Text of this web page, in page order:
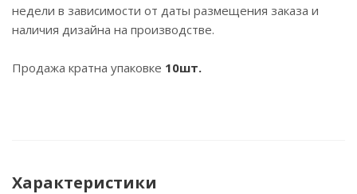
недели в зависимости от даты размещения заказа и
наличия дизайна на производстве.
Продажа кратна упаковке 10шт.
Характеристики